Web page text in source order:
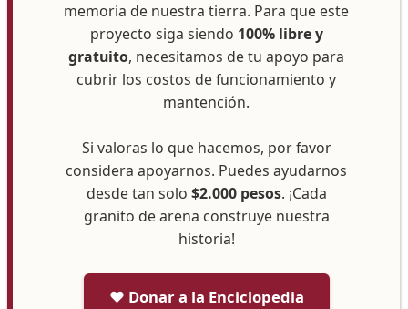
memoria de nuestra tierra. Para que este
proyecto siga siendo 100% libre y
gratuito, necesitamos de tu apoyo para
cubrir los costos de funcionamiento y
mantención.
Si valoras lo que hacemos, por favor
considera apoyarnos. Puedes ayudarnos
desde tan solo $2.000 pesos. ¡Cada
granito de arena construye nuestra
historia!
❤️ Donar a la Enciclopedia